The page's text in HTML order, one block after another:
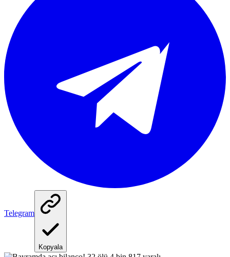
Telegram
Kopyala